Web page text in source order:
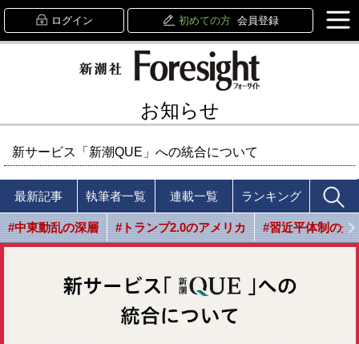
ログイン 初めての方 会員登録
お知らせ
新サービス「新潮QUE」への統合について
最新記事 執筆者一覧 連載一覧 ランキング
#中東動乱の深層 #トランプ2.0のアメリカ #習近平体制の光